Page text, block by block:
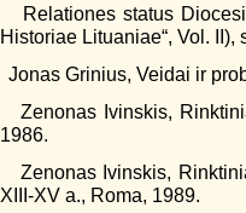
Relationes status
Historiae Lituaniae“, Vol.
Jonas Grinius, Veidai ir
Zenonas Ivinskis,
1986.
Zenonas Ivinskis,
XIII-XV a., Roma, 1989.